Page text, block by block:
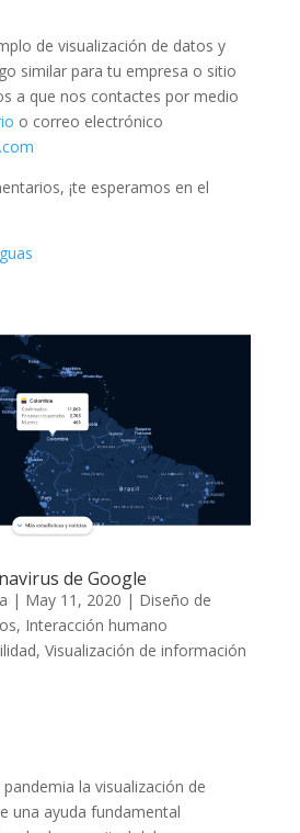
de visualización de datos y
similar para tu empresa o sitio
a que nos contactes por medio
o correo electrónico
¡te esperamos en el
de Google
| May 11, 2020 | Diseño de
, Interacción humano
, Visualización de información
la visualización de
una ayuda fundamental